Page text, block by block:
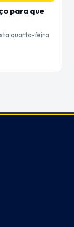
para que
quarta-feira